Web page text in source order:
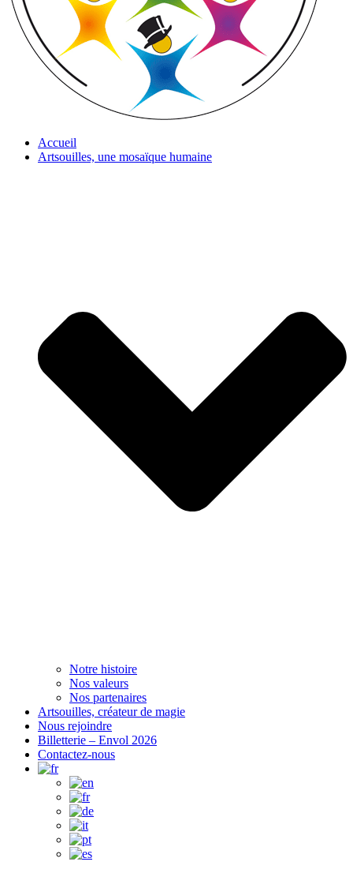
Accueil
Artsouilles, une mosaïque humaine
Notre histoire
Nos valeurs
Nos partenaires
Artsouilles, créateur de magie
Nous rejoindre
Billetterie – Envol 2026
Contactez-nous